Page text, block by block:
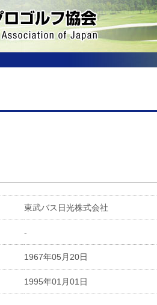
東武バス日光株式会社
-
1967年05月20日
1995年01月01日